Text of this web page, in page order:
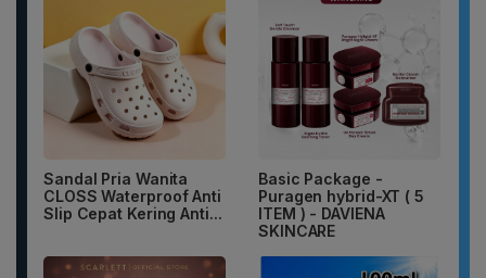
Sandal Pria Wanita
CLOSS Waterproof Anti
Slip Cepat Kering Anti...
Basic Package -
Puragen hybrid-XT ( 5
ITEM ) - DAVIENA
SKINCARE